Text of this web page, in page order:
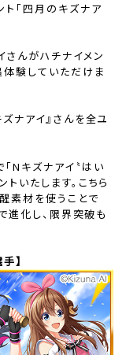
「四月のキズナア
んがハチナイメン
体験していただけま
ナアイ』さんを全ユ
Nキズナアイ〝はい
いたします。こちら
素材を使うことで
進化し、限界突破も
】